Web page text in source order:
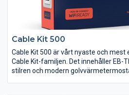
Cable Kit 500
Cable Kit 500 är vårt nyaste och
Cable Kit-familjen. Det innehåller EB-
stilren och modern